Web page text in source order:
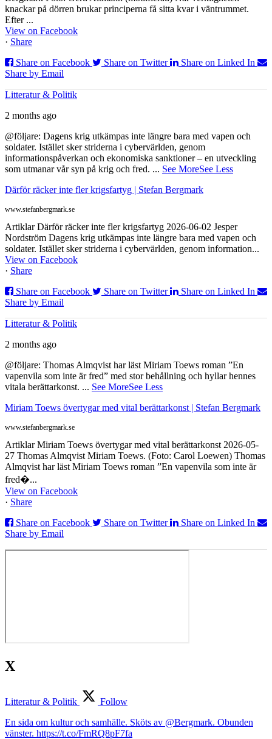
knackar på dörren brukar principerna få sitta kvar i väntrummet.
Efter ...
View on Facebook
· Share
Share on Facebook
Share on Twitter
Share on Linked In
Share by Email
Litteratur & Politik
2 months ago
@följare: Dagens krig utkämpas inte längre bara med vapen och
soldater. Istället sker striderna i cybervärlden, genom
informationspåverkan och ekonomiska sanktioner – en utveckling
som utmanar vår syn på krig och fred. ... See MoreSee Less
Därför räcker inte fler krigsfartyg | Stefan Bergmark
www.stefanbergmark.se
Artiklar Därför räcker inte fler krigsfartyg 2026-06-02 Jesper
Nordström Dagens krig utkämpas inte längre bara med vapen och
soldater. Istället sker striderna i cybervärlden, genom information...
View on Facebook
· Share
Share on Facebook
Share on Twitter
Share on Linked In
Share by Email
Litteratur & Politik
2 months ago
@följare: Thomas Almqvist har läst Miriam Toews roman ”En
vapenvila som inte är fred” med stor behållning och hyllar hennes
vitala berättarkonst. ... See MoreSee Less
Miriam Toews övertygar med vital berättarkonst | Stefan Bergmark
www.stefanbergmark.se
Artiklar Miriam Toews övertygar med vital berättarkonst 2026-05-
27 Thomas Almqvist Miriam Toews. (Foto: Carol Loewen) Thomas
Almqvist har läst Miriam Toews roman ”En vapenvila som inte är
fred�...
View on Facebook
· Share
Share on Facebook
Share on Twitter
Share on Linked In
Share by Email
X
Litteratur & Politik
Follow
En sida om kultur och samhälle. Sköts av @Bergmark. Obunden
vänster. https://t.co/FmRQ8pF7fa